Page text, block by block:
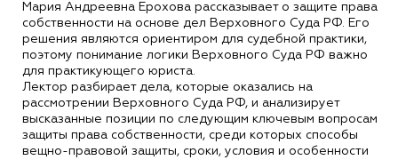
Мария Андреевна Ерохова рассказывает о защите права
собственности на основе дел Верховного Суда РФ. Его
решения являются ориентиром для судебной практики,
поэтому понимание логики Верховного Суда РФ важно
для практикующего юриста.
Лектор разбирает дела, которые оказались на
рассмотрении Верховного Суда РФ, и анализирует
высказанные позиции по следующим ключевым вопросам
защиты права собственности, среди которых способы
вещно-правовой защиты, сроки, условия и особенности